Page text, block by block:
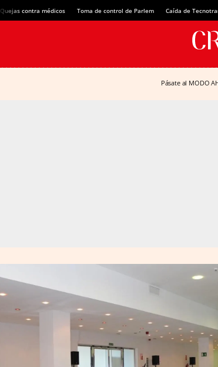
Quejas contra médicos Toma de control de Parlem Caída de
Pásate al MODO